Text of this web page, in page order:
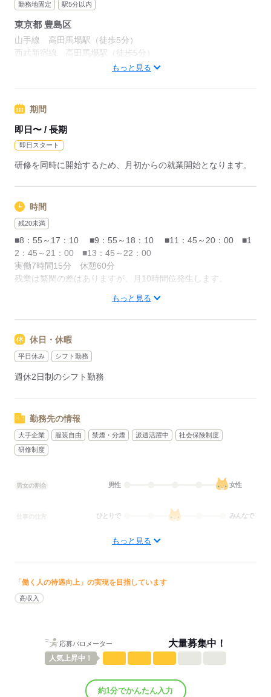
勤務地固定 駅5分以内
東京都 豊島区
山手線 高田馬場駅（徒歩5分）
西武新宿線 高田馬場駅（徒歩5分）
東京メトロ東西線 高田馬場駅（徒歩5分）
もっと見る
期間
即日〜 / 長期
即日スタート
研修を同時に開始するため、月初からの就業開始となります。
時間
残20未満
■8：55～17：10 ■9：55～18：10 ■11：45～20：00 ■1
2：45～21：00 ■13：45～22：00
実働7時間15分 休憩60分
残業は繁閑の差はありますが、月10時間位発生します。
※シフトは応相談（時給変動あり）
・2パターンシフト固定 全曜日出勤
もっと見る
休日・休暇
平日休み シフト勤務
週休2日制のシフト勤務
勤務先の情報
大手企業 服装自由 禁煙・分煙 派遣活躍中
社会保険制度
研修制度
男女の割合 男性 女性
ひとりで みんなで
しずか
概要：
業界旅行・ホテル関連
事業内容
応募する
もっと見る
「働く人の待遇向上」の実現を目指しています
高収入
応募バロメーター 大量募集中！
人気上昇中！
約1分でかんたん入力